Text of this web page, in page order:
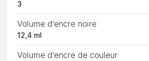
3
Volume d'encre noire
12,4 ml
Volume d'encre de couleur